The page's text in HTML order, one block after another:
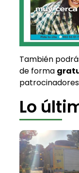
También
de forma
Lo